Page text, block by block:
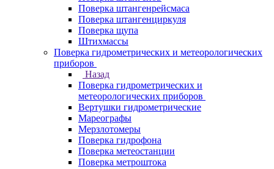
Поверка штангенрейсмаса
Поверка штангенциркуля
Поверка щупа
Штихмассы
Поверка гидрометрических и метеорологических
приборов
Назад
Поверка гидрометрических и
метеорологических приборов
Вертушки гидрометрические
Мареографы
Мерзлотомеры
Поверка гидрофона
Поверка метеостанции
Поверка метроштока